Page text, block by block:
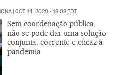
OCT 14, 2020 - 18:08 EDT
Sem coordenação pública,
não se pode dar uma solução
conjunta, coerente e eficaz à
pandemia